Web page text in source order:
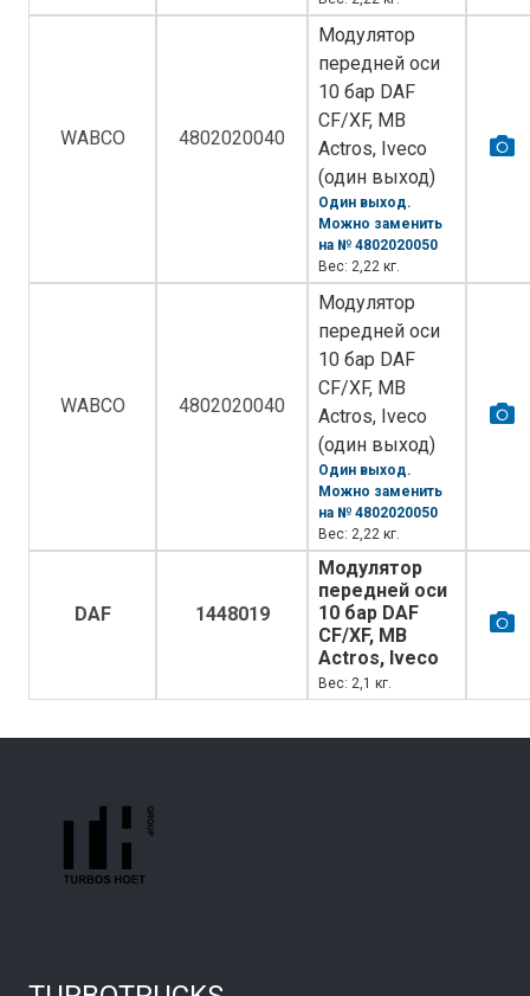
WABCO 4802020040
Модулятор
передней оси
10 бар DAF
CF/XF, MB
Actros, Iveco
(один выход)
Один выход.
Можно заменить
на № 4802020050
Вес: 2,22 кг.
WABCO 4802020040
Модулятор
передней оси
10 бар DAF
CF/XF, MB
Actros, Iveco
(один выход)
Один выход.
Можно заменить
на № 4802020050
Вес: 2,22 кг.
DAF 1448019
Модулятор
передней оси
10 бар DAF
CF/XF, MB
Actros, Iveco
Вес: 2,1 кг.